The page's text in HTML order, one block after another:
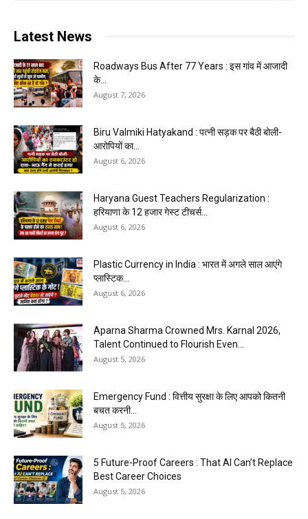
Latest News
Roadways Bus After 77 Years : इस गांव में आजादी
के...
August 7, 2026
Biru Valmiki Hatyakand : पत्नी सड़क पर बैठी बोली-
आरोपियों का...
August 6, 2026
Haryana Guest Teachers Regularization :
हरियाणा के 12 हजार गेस्ट टीचर्स...
August 6, 2026
Plastic Currency in India : भारत में अगले साल आएंगे
प्लास्टिक...
August 6, 2026
Aparna Sharma Crowned Mrs. Karnal 2026,
Talent Continued to Flourish Even...
August 5, 2026
Emergency Fund : वित्तीय सुरक्षा के लिए आपको कितनी
बचत करनी...
August 5, 2026
5 Future-Proof Careers : That AI Can’t Replace
Best Career Choices
August 5, 2026